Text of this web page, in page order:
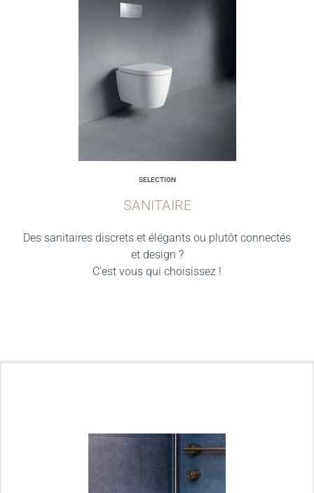
SELECTION
SANITAIRE
Des sanitaires discrets et élégants ou plutôt connectés
et design ?
C’est vous qui choisissez !